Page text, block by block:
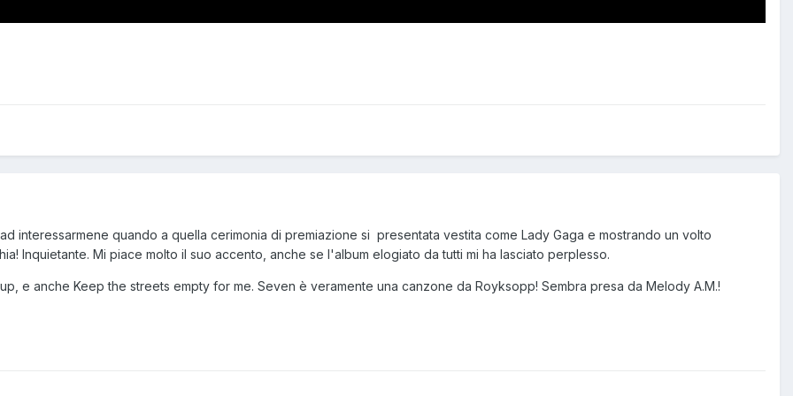
interessarmene quando a quella cerimonia di premiazione si presentata vestita come Lady Gaga e mostrando un volto
Inquietante. Mi piace molto il suo accento, anche se l'album elogiato da tutti mi ha lasciato perplesso.
e anche Keep the streets empty for me. Seven è veramente una canzone da Royksopp! Sembra presa da Melody A.M.!